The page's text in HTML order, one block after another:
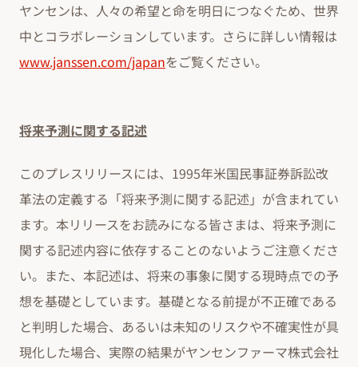
ヤンセンは、人々の希望と命を明日につなぐため、世界
中とコラボレーションしています。さらに詳しい情報は
www.janssen.com/japanをご覧ください。
将来予測に関する記述
このプレスリリースには、1995年米国民事証券訴訟改
革法の定義する「将来予測に関する記述」が含まれてい
ます。本リリースをお読みになる皆さまは、将来予測に
関する記述内容に依存することのないようご注意くださ
い。また、本記述は、将来の事象に関する現時点での予
想を基礎としています。基礎となる前提が不正確である
と判明した場合、あるいは未知のリスクや不確実性が具
現化した場合、実際の結果がヤンセンファーマ株式会社